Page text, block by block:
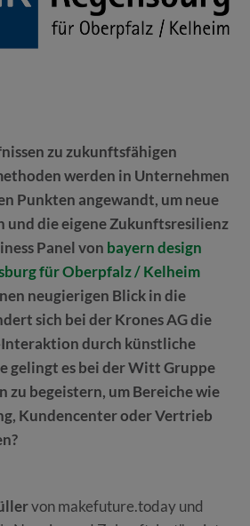
zu zukunftsfähigen
werden in Unternehmen
Punkten angewandt, um neue
und die eigene Zukunftsresilienz
Panel von bayern design
für Oberpfalz / Kelheim
neugierigen Blick in die
sich bei der Krones AG die
durch künstliche
gelingt es bei der Witt Gruppe
begeistern, um Bereiche wie
Kundencenter oder Vertrieb
von makefuture.today und